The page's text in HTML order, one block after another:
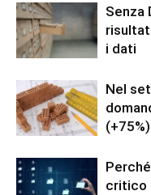
Senza
i dati
Nel
(+75%)
critico